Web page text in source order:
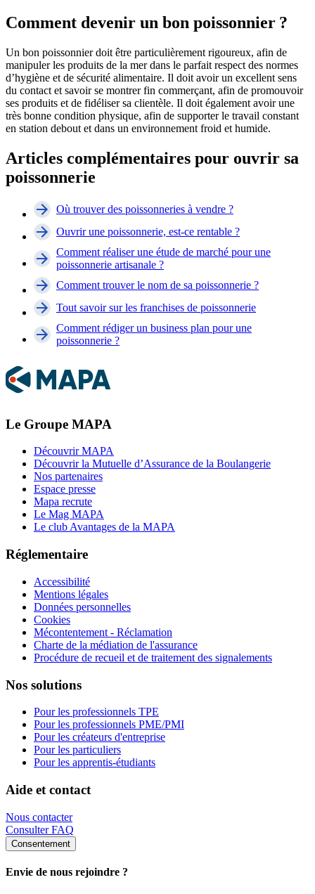
Comment devenir un bon poissonnier ?
Un bon poissonnier doit être particulièrement rigoureux, afin de
manipuler les produits de la mer dans le parfait respect des normes
d’hygiène et de sécurité alimentaire. Il doit avoir un excellent sens
du contact et savoir se montrer fin commerçant, afin de promouvoir
ses produits et de fidéliser sa clientèle. Il doit également avoir une
très bonne condition physique, afin de supporter le travail constant
en station debout et dans un environnement froid et humide.
Articles complémentaires pour ouvrir sa
poissonnerie
Où trouver des poissonneries à vendre ?
Ouvrir une poissonnerie, est-ce rentable ?
Comment réaliser une étude de marché pour une
poissonnerie artisanale ?
Comment trouver le nom de sa poissonnerie ?
Tout savoir sur les franchises de poissonnerie
Comment rédiger un business plan pour une
poissonnerie ?
Le Groupe MAPA
Découvrir MAPA
Découvrir la Mutuelle d’Assurance de la Boulangerie
Nos partenaires
Espace presse
Mapa recrute
Le Mag MAPA
Le club Avantages de la MAPA
Réglementaire
Accessibilité
Mentions légales
Données personnelles
Cookies
Mécontentement - Réclamation
Charte de la médiation de l'assurance
Procédure de recueil et de traitement des signalements
Nos solutions
Pour les professionnels TPE
Pour les professionnels PME/PMI
Pour les créateurs d'entreprise
Pour les particuliers
Pour les apprentis-étudiants
Aide et contact
Nous contacter
Consulter FAQ
Consentement
Envie de nous rejoindre ?